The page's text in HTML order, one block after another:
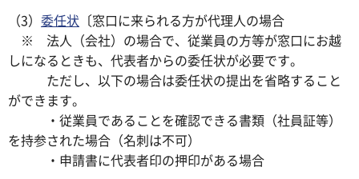
（3） 委任状 〔窓口に来られる方が代理人の場合
※ 法人（会社）の場合で、従業員の方等が窓口にお越
しになるときも、代表者からの委任状が必要です。
ただし、以下の場合は委任状の提出を省略すること
ができます。
・従業員であることを確認できる書類（社員証等）
を持参された場合（名刺は不可）
・申請書に代表者印の押印がある場合